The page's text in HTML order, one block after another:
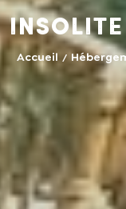
Insolite
Accueil